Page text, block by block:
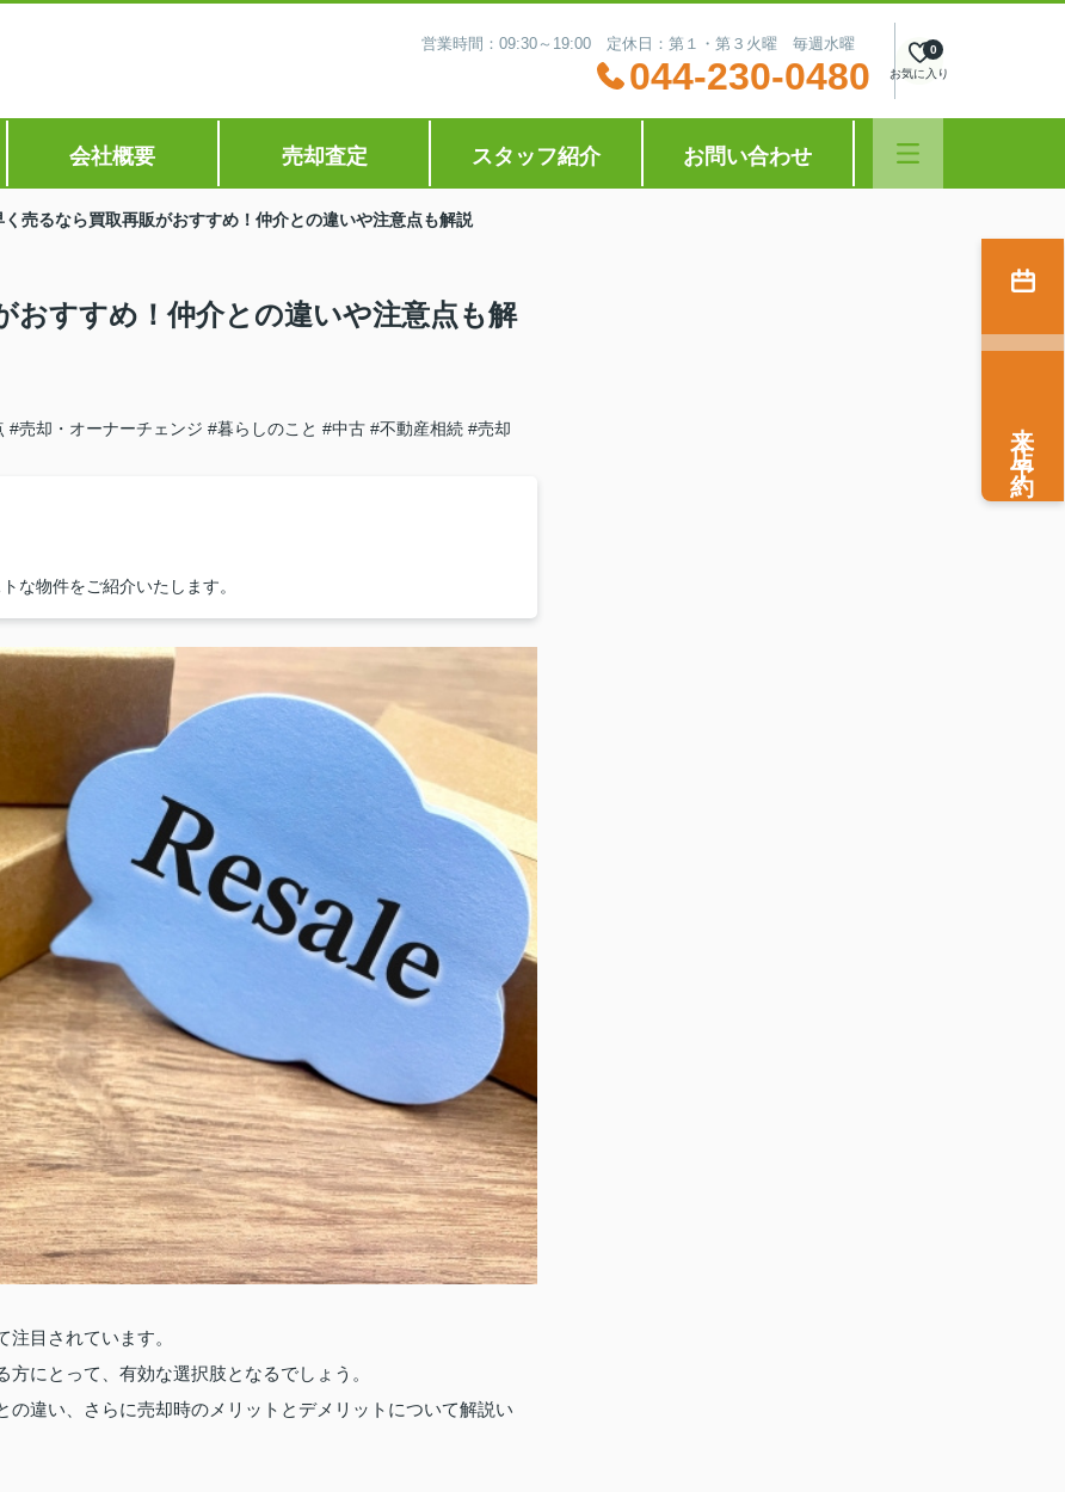
営業時間：09:30～19:00 定休日：第１・第３火曜 毎週水曜
044-230-0480 お気に入り
0
会社概要 売却査定 スタッフ紹介 お問い合わせ
く売るなら買取再販がおすすめ！仲介との違いや注意点も解説
おすすめ！仲介との違いや注意点も解
#売却・オーナーチェンジ #暮らしのこと #中古 #不動産相続 #売却
な物件をご紹介いたします。
目されています。
にとって、有効な選択肢となるでしょう。
違い、さらに売却時のメリットとデメリットについて解説い
来店予約